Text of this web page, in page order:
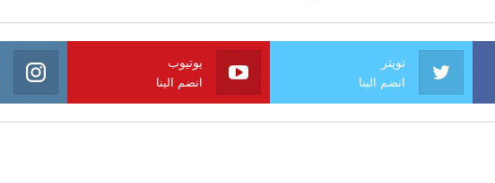
تويتر
انضم الينا
يوتيوب
انضم الينا